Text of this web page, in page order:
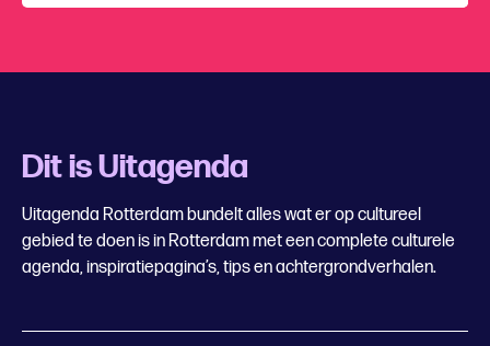
Dit is Uitagenda
Uitagenda Rotterdam bundelt alles wat er op cultureel
gebied te doen is in Rotterdam met een complete culturele
agenda, inspiratiepagina’s, tips en achtergrondverhalen.